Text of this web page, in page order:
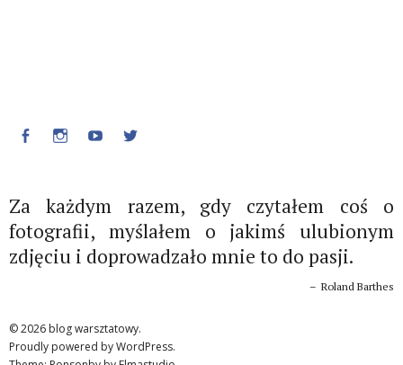
Za każdym razem, gdy czytałem coś o
fotografii, myślałem o jakimś ulubionym
zdjęciu i doprowadzało mnie to do pasji.
Roland Barthes
© 2026 blog warsztatowy.
Proudly powered byWordPress.